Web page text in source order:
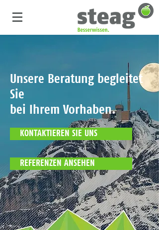
Unsere Beratung begleitet
Sie
bei Ihrem Vorhaben.
KONTAKTIEREN SIE UNS
REFERENZEN ANSEHEN